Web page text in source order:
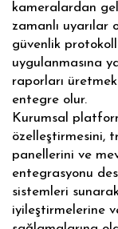
kameralardan
zamanlı
güvenlik
uygulanmasına
raporları
entegre olur.
Kurumsal
özelleştirmesini,
panellerini ve
entegrasyonu
sistemleri
iyileştirmelerine